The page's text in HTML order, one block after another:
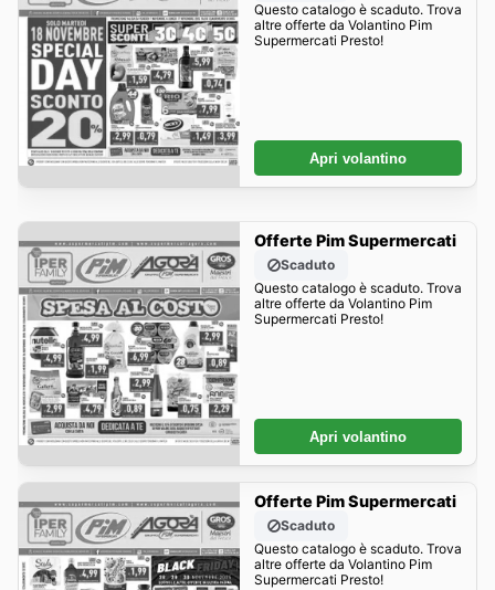
Questo catalogo è scaduto. Trova
altre offerte da Volantino Pim
Supermercati Presto!
Apri volantino
Offerte Pim Supermercati
Scaduto
Questo catalogo è scaduto. Trova
altre offerte da Volantino Pim
Supermercati Presto!
Apri volantino
Offerte Pim Supermercati
Scaduto
Questo catalogo è scaduto. Trova
altre offerte da Volantino Pim
Supermercati Presto!